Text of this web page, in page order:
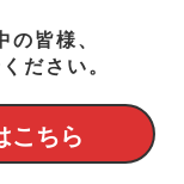
の皆様、
ださい。
こちら